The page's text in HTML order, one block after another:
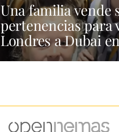
Una familia vende
pertenencias para
Londres a Dubai
Emirates